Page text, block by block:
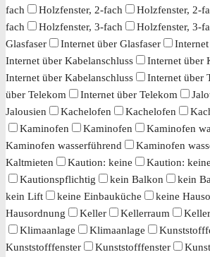
fach
Holzfenster, 2-fach Holzfenster, 2-
fach
Holzfenster, 3-fach Holzfenster, 3-
Glasfaser
Internet über Glasfaser
Internet über Kabelanschluss
Internet über
Internet über Kabelanschluss
Internet über
über Telekom
Internet über Telekom
Jalousien
Kachelofen Kachelofen
Kaminofen
Kaminofen
Kaminofen
Kaminofen wasserführend
Kaminofen
Kaltmieten
Kaution: keine Kaution: keine
Kautionspflichtig
kein Balkon kein
kein Lift
keine Einbauküche keine
Hausordnung
Keller Kellerraum
Klimaanlage
Klimaanlage
Kunststofffenster
Kunststofffenster